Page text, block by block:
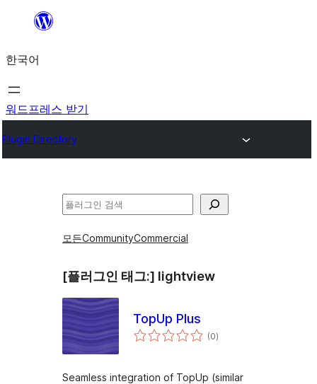
츠
로
바
가
한국어
워드프레스 받기
Plugin Directory
검
모든CommunityCommercial
[플러그인 태그:] lightview
TopUp Plus
(0전
체)
Seamless integration of TopUp (similar